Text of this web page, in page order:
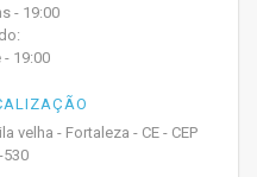
- 19:00
19:00
velha - Fortaleza - CE - CEP
530